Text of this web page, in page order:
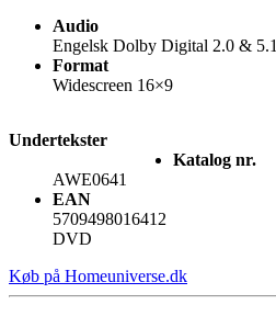
Audio
Engelsk Dolby Digital 2.0 & 5.1
Format
Widescreen 16×9
Undertekster
Katalog nr.
AWE0641
EAN
5709498016412
DVD
Køb på Homeuniverse.dk